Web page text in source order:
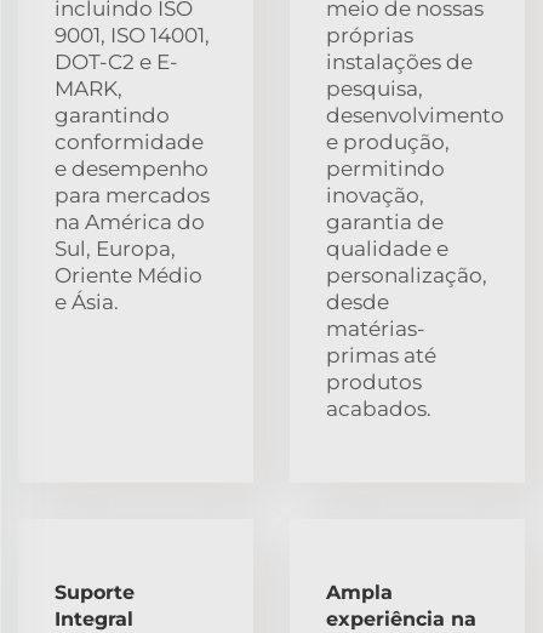
incluindo ISO
9001, ISO 14001,
DOT-C2 e E-
MARK,
garantindo
conformidade
e desempenho
para mercados
na América do
Sul, Europa,
Oriente Médio
e Ásia.
meio de nossas
próprias
instalações de
pesquisa,
desenvolvimento
e produção,
permitindo
inovação,
garantia de
qualidade e
personalização,
desde
matérias-
primas até
produtos
acabados.
Suporte
Integral
Ampla
experiência na